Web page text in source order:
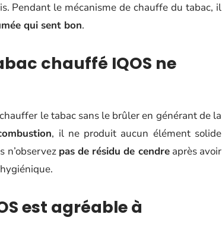
Pendant le mécanisme de chauffe du tabac, il
qui sent bon.
chauffé IQOS ne
le tabac sans le brûler en générant de la
, il ne produit aucun élément solide
n’observez pas de résidu de cendreaprès avoir
est agréable à